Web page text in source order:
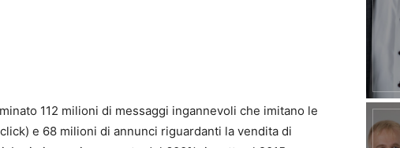
112 milioni di messaggi ingannevoli che imitano le
e 68 milioni di annunci riguardanti la vendita di